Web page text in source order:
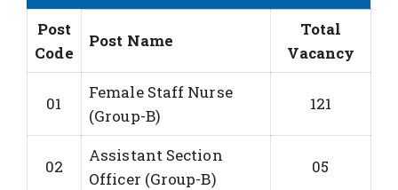
Post
Code
Post Name
Total
Vacancy
01
Female Staff Nurse
(Group-B)
121
02
Assistant Section
Officer (Group-B)
05